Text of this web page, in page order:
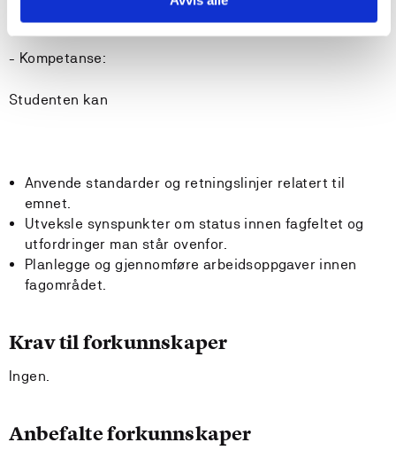
- Kompetanse:
Studenten kan
Anvende standarder og retningslinjer relatert til
emnet.
Utveksle synspunkter om status innen fagfeltet og
utfordringer man står ovenfor.
Planlegge og gjennomføre arbeidsoppgaver innen
fagområdet.
Krav til forkunnskaper
Ingen.
Anbefalte forkunnskaper